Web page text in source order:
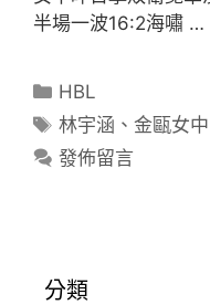
半場一波16:2海嘯 …
HBL
林宇涵 、金甌女中
發佈留言
分類